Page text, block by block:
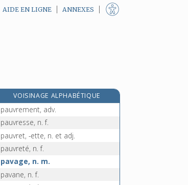
AIDE EN LIGNE ANNEXES
VOISINAGE ALPHABÉTIQUE
pauvre, adj. et n.
pauvrement, adv.
pauvresse, n. f.
pauvret, -ette, n. et adj.
pauvreté, n. f.
pavage, n. m.
pavane, n. f.